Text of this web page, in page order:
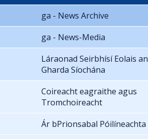
ga - News Archive
ga - News-Media
Láraonad Seirbhísí Eolais an
Gharda Síochána
Coireacht eagraithe agus
Tromchoireacht
Ár bPrionsabal Póilíneachta